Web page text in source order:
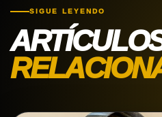
SIGUE LEYENDO